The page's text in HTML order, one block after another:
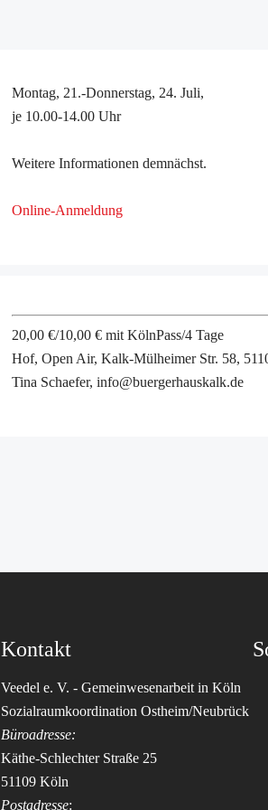
Montag, 21.-Donnerstag, 24. Juli,
je 10.00-14.00 Uhr
Weitere Informationen demnächst.
Online-Anmeldung
20,00 €/10,00 € mit KölnPass/4 Tage
Hof, Open Air, Kalk-Mülheimer Str. 58,
Tina Schaefer, info@buergerhauskalk.de
Kontakt
Veedel e. V. - Gemeinwesenarbeit in Köln
Sozialraumkoordination Ostheim/Neubrück
Büroadresse:
Käthe-Schlechter Straße 25
51109 Köln
Postadresse: